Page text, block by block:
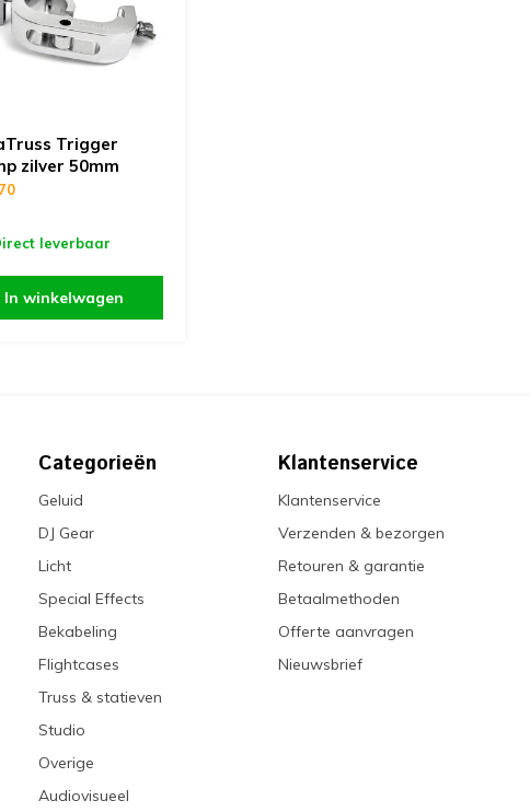
Trigger
zilver 50mm
leverbaar
In winkelwagen
Categorieën
Geluid
DJ Gear
Licht
Special Effects
Bekabeling
Flightcases
Truss & statieven
Studio
Overige
Audiovisueel
Klantenservice
Klantenservice
Verzenden & bezorgen
Retouren & garantie
Betaalmethoden
Offerte aanvragen
Nieuwsbrief